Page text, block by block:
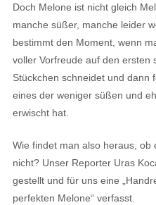
Doch Melone ist nicht gleich
manche süßer, manche leider
bestimmt den Moment, wenn
voller Vorfreude auf den ersten
Stückchen schneidet und dann
eines der weniger süßen und
erwischt hat.
Wie findet man also heraus,
nicht? Unser Reporter Uras
gestellt und für uns eine
perfekten Melone“ verfasst.